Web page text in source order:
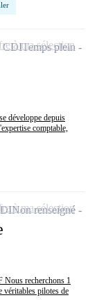
développe depuis
comptable,
CDITemps plein
à ma sélection
Nous recherchons 1
véritables pilotes de
Non renseigné
à ma sélection